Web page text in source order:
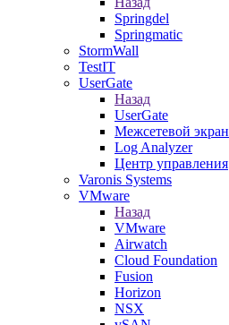
Springdel
Springmatic
StormWall
TestIT
UserGate
Назад
UserGate
Межсетевой экран
Log Analyzer
Центр управления
Varonis Systems
VMware
Назад
VMware
Airwatch
Cloud Foundation
Fusion
Horizon
NSX